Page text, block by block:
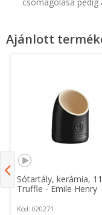
csomagolása pedig
Ajánlott
Sótartály, kerámia,
Truffle - Emile Henry
Kód: 020271